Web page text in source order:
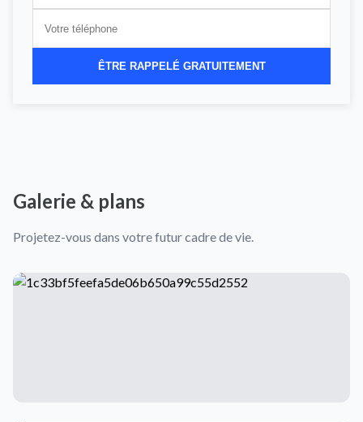
ÊTRE RAPPELÉ GRATUITEMENT
Galerie & plans
Projetez-vous dans votre futur cadre de vie.